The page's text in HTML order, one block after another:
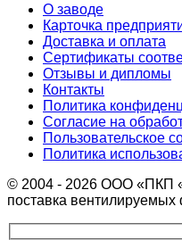
О заводе
Карточка
Доставка и оплата
Сертификаты
Отзывы и дипломы
Контакты
Политика
Согласие на
Пользовательское
Политика
© 2004 - 2026 ООО «ПКП
поставка вентилируемых